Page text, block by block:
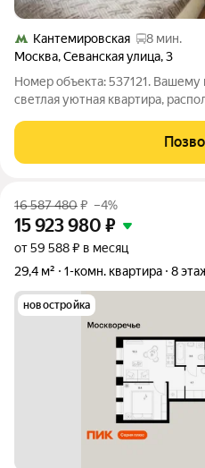
Кантемировская
8 мин.
Москва,Севанская улица,3
Номер объекта: 537121.
светлая уютная квартира,
двор, из окон видно только
квартиры 32,6 кв. метра.
16 587 480₽ –4%
15 923 980 ₽
от 59 588 ₽ в месяц
29,4 м²
1-комн. квартира 8
новостройка